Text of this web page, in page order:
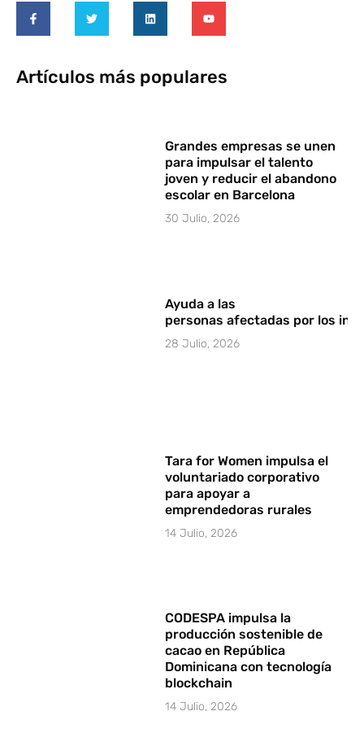
Artículos más populares
Grandes empresas se unen
para impulsar el talento
joven y reducir el abandono
escolar en Barcelona
30 Julio, 2026
Ayuda a las
personas afectadas por los
28 Julio, 2026
Tara for Women impulsa el
voluntariado corporativo
para apoyar a
emprendedoras rurales
14 Julio, 2026
CODESPA impulsa la
producción sostenible de
cacao en República
Dominicana con tecnología
blockchain
14 Julio, 2026